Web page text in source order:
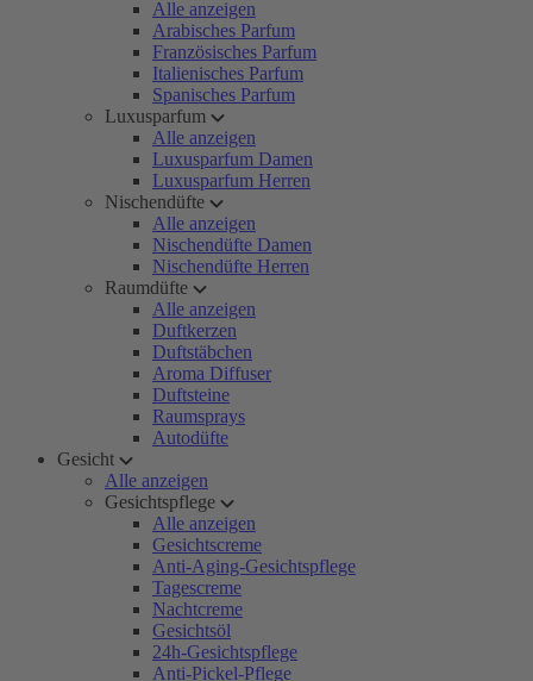
Alle anzeigen
Arabisches Parfum
Französisches Parfum
Italienisches Parfum
Spanisches Parfum
Luxusparfum
Alle anzeigen
Luxusparfum Damen
Luxusparfum Herren
Nischendüfte
Alle anzeigen
Nischendüfte Damen
Nischendüfte Herren
Raumdüfte
Alle anzeigen
Duftkerzen
Duftstäbchen
Aroma Diffuser
Duftsteine
Raumsprays
Autodüfte
Gesicht
Alle anzeigen
Gesichtspflege
Alle anzeigen
Gesichtscreme
Anti-Aging-Gesichtspflege
Tagescreme
Nachtcreme
Gesichtsöl
24h-Gesichtspflege
Anti-Pickel-Pflege